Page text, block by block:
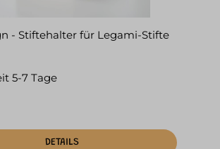
- Stiftehalter für Legami-Stifte
5-7 Tage
DETAILS